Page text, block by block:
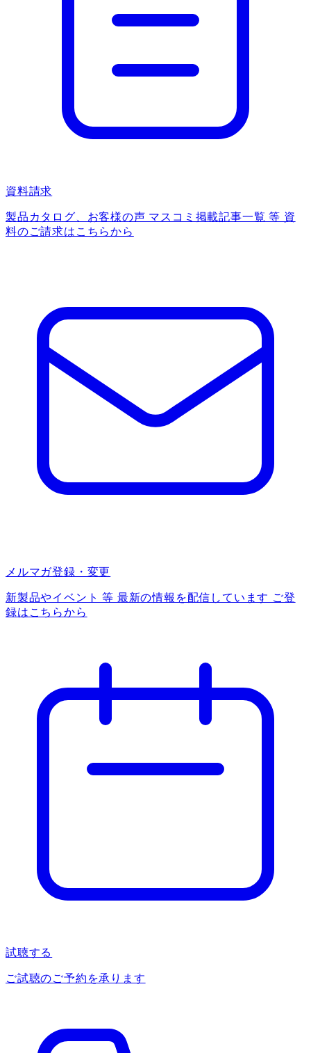
資料請求
製品カタログ、お客様の声 マスコミ掲載記事一覧 等 資
料のご請求はこちらから
メルマガ登録・変更
新製品やイベント 等 最新の情報を配信しています ご登
録はこちらから
試聴する
ご試聴のご予約を承ります